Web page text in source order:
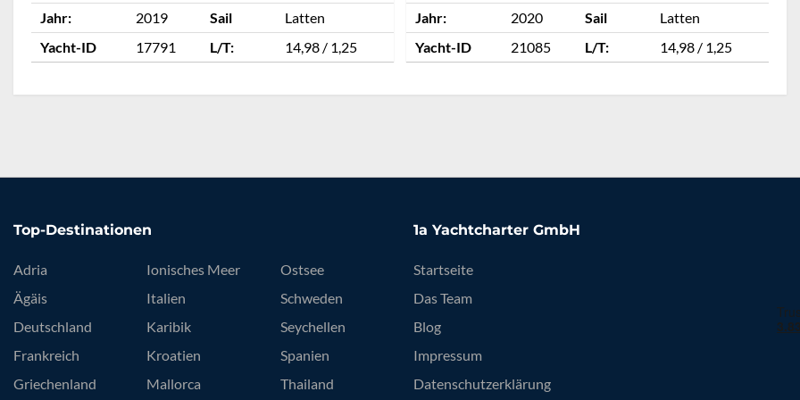
Jahr:
2019 Sail
Latten
Yacht-ID
17791 L/T: 14,98 / 1,25
Jahr:
2020 Sail
Latten
Yacht-ID
21085 L/T: 14,98 / 1,25
Top-Destinationen
Adria
Ägäis
Deutschland
Frankreich
Griechenland
Ionisches Meer
Italien
Karibik
Kroatien
Mallorca
Ostsee
Schweden
Seychellen
Spanien
Thailand
1a Yachtcharter GmbH
Startseite
Das Team
Blog
Impressum
Datenschutzerklärung